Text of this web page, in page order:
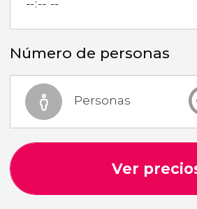
Número de personas
Personas
Ver